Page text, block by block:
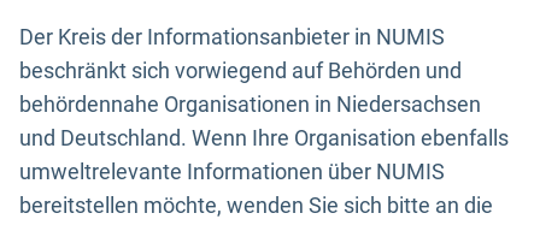
Der Kreis der Informationsanbieter in NUMIS
beschränkt sich vorwiegend auf Behörden und
behördennahe Organisationen in Niedersachsen
und Deutschland. Wenn Ihre Organisation ebenfalls
umweltrelevante Informationen über NUMIS
bereitstellen möchte, wenden Sie sich bitte an die